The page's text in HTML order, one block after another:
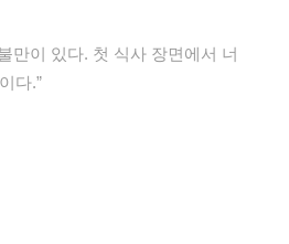
만이 있다. 첫 식사 장면에서 너
다.”